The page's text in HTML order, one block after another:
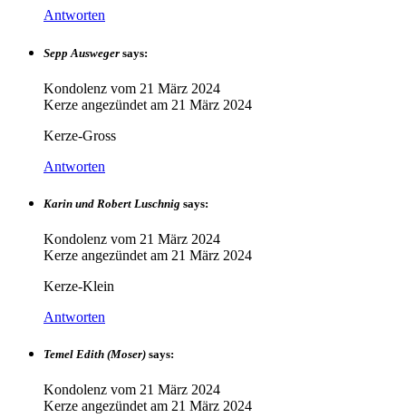
Antworten
Sepp Ausweger says:
Kondolenz vom 21 März 2024
Kerze angezündet am 21 März 2024
Kerze-Gross
Antworten
Karin und Robert Luschnig says:
Kondolenz vom 21 März 2024
Kerze angezündet am 21 März 2024
Kerze-Klein
Antworten
Temel Edith (Moser) says:
Kondolenz vom 21 März 2024
Kerze angezündet am 21 März 2024